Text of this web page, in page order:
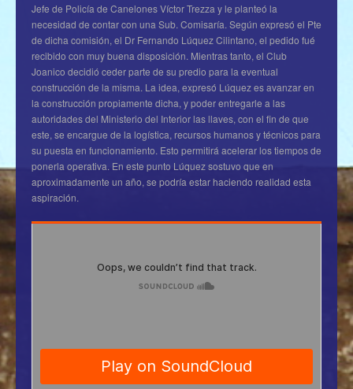
Jefe de Policía de Canelones Víctor Trezza y le planteó la
necesidad de contar con una Sub. Comisaría. Según expresó el Pte
de dicha comisión, el Dr Fernando Lúquez Cilintano, el pedido fué
recibido con muy buena disposición. Mientras tanto, el Club
Joanico decidió ceder parte de su predio para la eventual
construcción de la misma. La idea, expresó Lúquez es avanzar en
la construcción propiamente dicha, y poder entregarle a las
autoridades del Ministerio del Interior las llaves, con el fin de que
este, se encargue de la logística, recursos humanos y técnicos para
su puesta en funcionamiento. Esto permitirá acelerar los tiempos de
ponerla operativa. En este punto Lúquez sostuvo que en
aproximadamente un año, se podría estar haciendo realidad esta
aspiración.